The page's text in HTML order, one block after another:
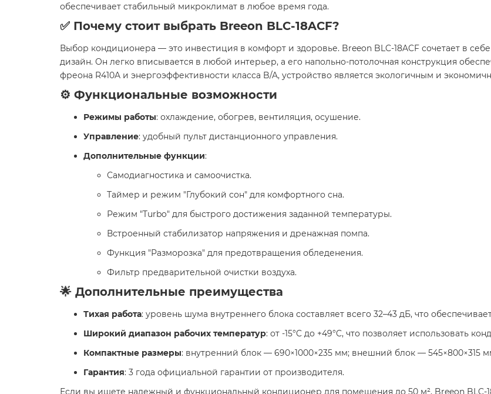
обеспечивает стабильный микроклимат в любое время года.
✅ Почему стоит выбрать Breeon BLC-18ACF?
Выбор кондиционера — это инвестиция в комфорт и здоровье. Breeon BLC-18ACF сочетает в
дизайн. Он легко вписывается в любой интерьер, а его напольно-потолочная конструкция
фреона R410A и энергоэффективности класса B/A, устройство является экологичным и
⚙️ Функциональные возможности
Режимы работы: охлаждение, обогрев, вентиляция, осушение.
Управление: удобный пульт дистанционного управления.
Дополнительные функции:
Самодиагностика и самоочистка.
Таймер и режим "Глубокий сон" для комфортного сна.
Режим "Turbo" для быстрого достижения заданной температуры.
Встроенный стабилизатор напряжения и дренажная помпа.
Функция "Разморозка" для предотвращения обледенения.
Фильтр предварительной очистки воздуха.
🌟 Дополнительные преимущества
Тихая работа: уровень шума внутреннего блока составляет всего 32–43 дБ, что
Широкий диапазон рабочих температур: от -15°C до +49°C, что позволяет использовать
Компактные размеры: внутренний блок — 690×1000×235 мм; внешний блок — 545×800×315
Гарантия: 3 года официальной гарантии от производителя.
Если вы ищете надежный и функциональный кондиционер для помещения до 50 м², Breeon BLC-